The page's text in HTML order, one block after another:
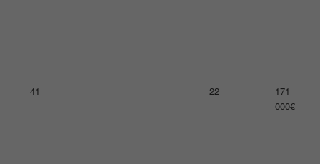
45 13
162 000
€